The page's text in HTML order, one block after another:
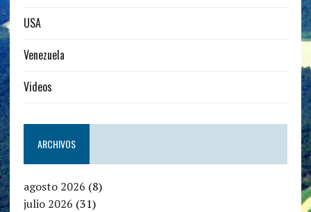
USA
Venezuela
Videos
ARCHIVOS
agosto 2026 (8)
julio 2026 (31)